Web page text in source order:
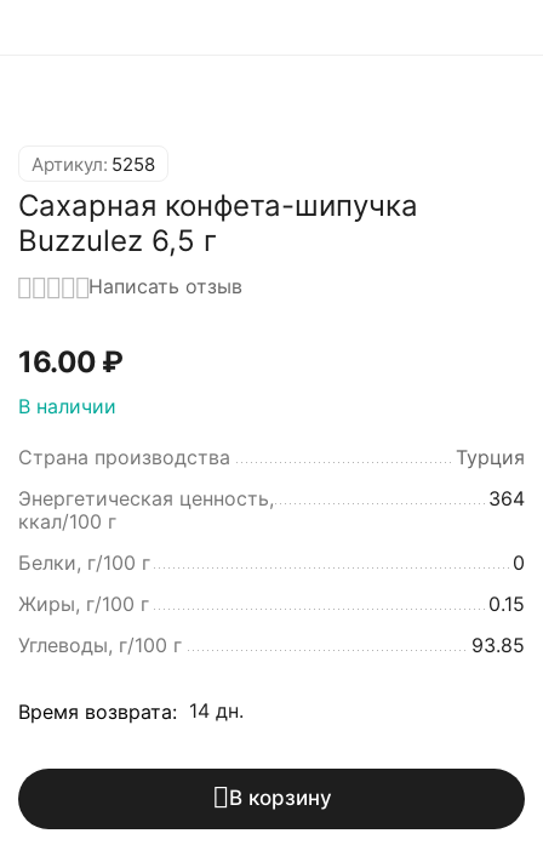
Артикул: 5258
Сахарная конфета-шипучка
Buzzulez 6,5 г
Написать отзыв
16.00 ₽
В наличии
Страна производства
Турция
Энергетическая ценность,
ккал/100 г
364
Белки, г/100 г
0
Жиры, г/100 г
0.15
Углеводы, г/100 г
93.85
Время возврата: 14 дн.
В корзину